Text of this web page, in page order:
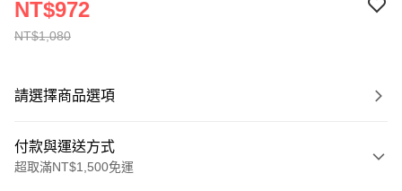
NT$1,080
NT$972
請選擇商品選項
付款與運送方式
超取滿NT$1,500免運